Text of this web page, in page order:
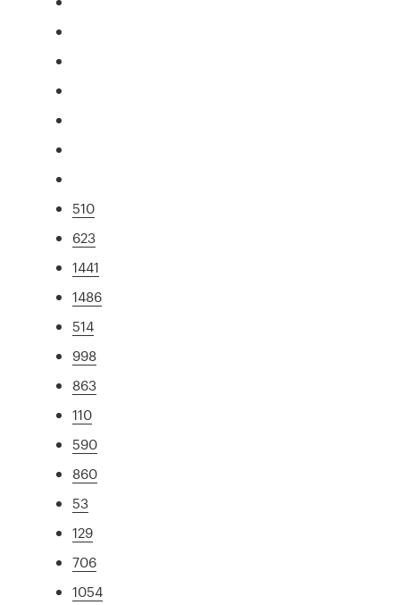
510
623
1441
1486
514
998
863
110
590
860
53
129
706
1054